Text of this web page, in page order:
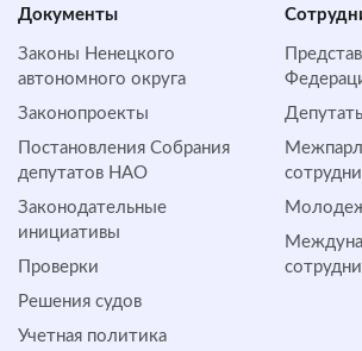
Документы
Законы Ненецкого
автономного округа
Законопроекты
Постановления Собрания
депутатов НАО
Законодательные
инициативы
Проверки
Решения судов
Учетная политика